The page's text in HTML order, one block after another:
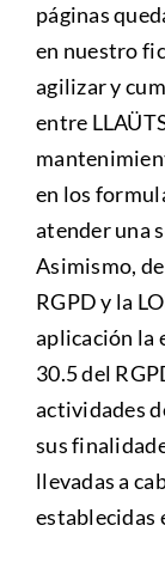
páginas
en nuestro
agilizar y
entre
en los
atender una
Asimismo,
RGPD y la
aplicación la
30.5 del
actividades
sus
llevadas a
establecidas